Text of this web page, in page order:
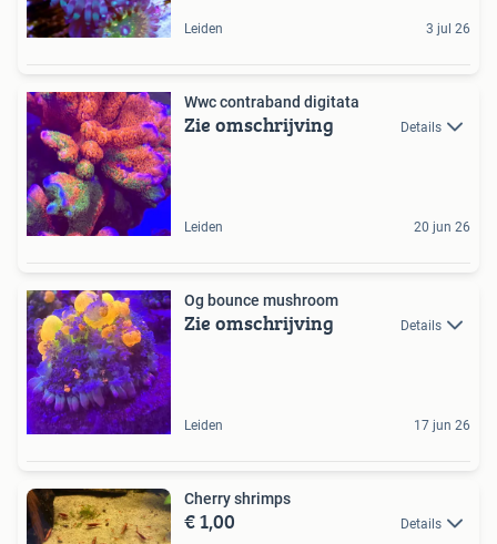
Leiden 3 jul 26
Wwc contraband digitata
Zie omschrijving Details
Leiden 20 jun 26
Og bounce mushroom
Zie omschrijving Details
Leiden 17 jun 26
Cherry shrimps
€ 1,00 Details